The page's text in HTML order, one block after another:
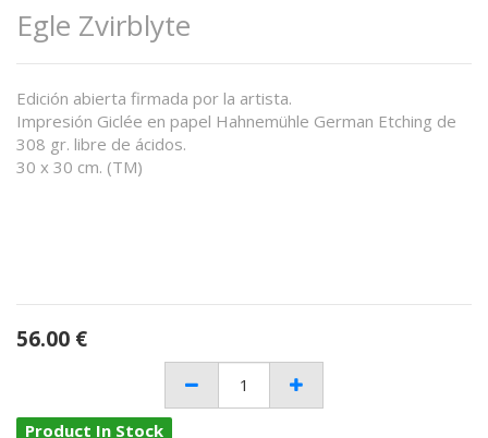
Egle Zvirblyte
Edición abierta firmada por la artista.
Impresión Giclée en papel Hahnemühle German Etching de
308 gr. libre de ácidos.
30 x 30 cm. (TM)
56.00 €
Product In Stock